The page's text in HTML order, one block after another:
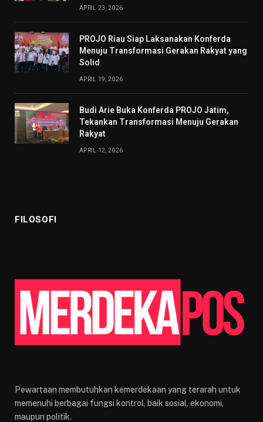
APRIL 23, 2026
PROJO Riau Siap Laksanakan Konferda
Menuju Transformasi Gerakan Rakyat yang
Solid
APRIL 19, 2026
Budi Arie Buka Konferda PROJO Jatim,
Tekankan Transformasi Menuju Gerakan
Rakyat
APRIL 12, 2026
FILOSOFI
Pewartaan membutuhkan kemerdekaan yang terarah untuk
memenuhi berbagai fungsi kontrol, baik sosial, ekonomi,
maupun politik.